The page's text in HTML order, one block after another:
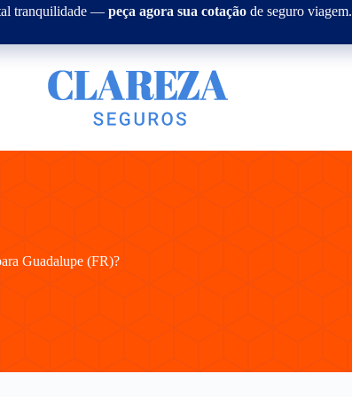
tranquilidade — peça agora sua cotaçãode seguro viagem.
Guadalupe (FR)?